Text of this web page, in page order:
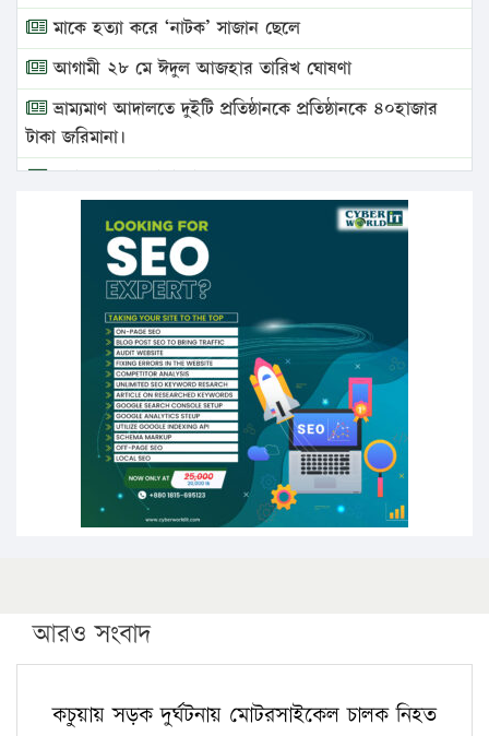
মাকে হত্যা করে ‘নাটক’ সাজান ছেলে
আগামী ২৮ মে ঈদুল আজহার তারিখ ঘোষণা
ভ্রাম্যমাণ আদালতে দুইটি প্রতিষ্ঠানকে প্রতিষ্ঠানকে ৪০হাজার
টাকা জরিমানা।
এবার লঞ্চের ভাড়া বাড়ল
১৭ থেকে ২১ শতাংশ বিদ্যুতের দাম বাড়ানোর প্রস্তাব পিডিবির
১৬ মে চাঁদপুর ও ২৫ মে ফেনী সফরে যাবেন প্রধানমন্ত্রী
উচ্চশিক্ষায় গৌরবময় অর্জন: পূর্ণ স্কলারশিপে যুক্তরাষ্ট্রে
পিএইচডি করছেন কুয়েটের কৃতি…
সারা দেশে বজ্রাঘাতে ১৪ জনের প্রাণহানি
কঠোর হচ্ছে এসএসসি ও এইচএসসি পরীক্ষা
ফরিদগঞ্জে আগুনে পুড়লো ৬ ব্যবসা প্রতিষ্ঠান
আরও সংবাদ
কচুয়ায় সড়ক দুর্ঘটনায় মোটরসাইকেল চালক নিহত